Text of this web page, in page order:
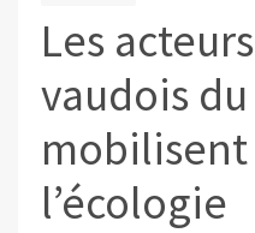
Les
vaudois
l’écologie